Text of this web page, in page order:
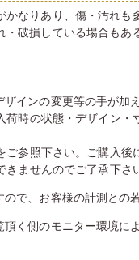
かなりあり、傷・汚れも
・破損している場合もあ
インの変更等の手が加
時の状態・デザイン
参照下さい。ご購入
ませんのでご了承下さ
で、お客様の計測との
く側のモニター環境に